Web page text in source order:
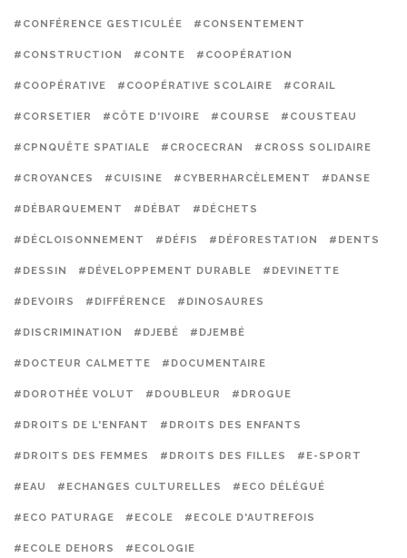
#CONFÉRENCE GESTICULÉE #CONSENTEMENT
#CONSTRUCTION #CONTE #COOPÉRATION
#COOPÉRATIVE #COOPÉRATIVE SCOLAIRE #CORAIL
#CORSETIER #CÔTE D'IVOIRE #COURSE #COUSTEAU
#CPNQUÊTE SPATIALE #CROCECRAN #CROSS SOLIDAIRE
#CROYANCES #CUISINE #CYBERHARCÈLEMENT #DANSE
#DÉBARQUEMENT #DÉBAT #DÉCHETS
#DÉCLOISONNEMENT #DÉFIS #DÉFORESTATION #DENTS
#DESSIN #DÉVELOPPEMENT DURABLE #DEVINETTE
#DEVOIRS #DIFFÉRENCE #DINOSAURES
#DISCRIMINATION #DJEBÉ #DJEMBÉ
#DOCTEUR CALMETTE #DOCUMENTAIRE
#DOROTHÉE VOLUT #DOUBLEUR #DROGUE
#DROITS DE L'ENFANT #DROITS DES ENFANTS
#DROITS DES FEMMES #DROITS DES FILLES #E-SPORT
#EAU #ECHANGES CULTURELLES #ECO DÉLÉGUÉ
#ECO PATURAGE #ECOLE #ECOLE D'AUTREFOIS
#ECOLE DEHORS #ECOLOGIE